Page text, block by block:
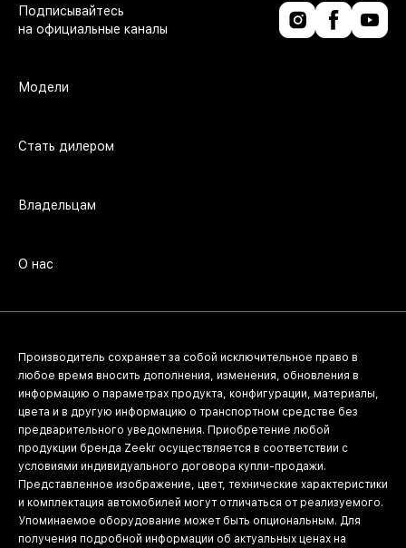
Модели
Стать дилером
Владельцам
О нас
Производитель сохраняет за собой исключительное право в
любое время вносить дополнения, изменения, обновления в
информацию о параметрах продукта, конфигурации, материалы,
цвета и в другую информацию о транспортном средстве без
предварительного уведомления. Приобретение любой
продукции бренда Zeekr осуществляется в соответствии с
условиями индивидуального договора купли-продажи.
Представленное изображение, цвет, технические характеристики
и комплектация автомобилей могут отличаться от реализуемого.
Упоминаемое оборудование может быть опциональным. Для
получения подробной информации об актуальных ценах на